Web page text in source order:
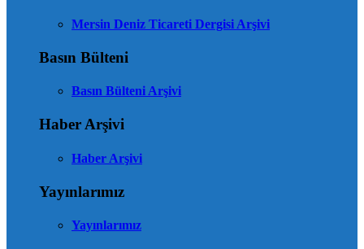
Mersin Deniz Ticareti Dergisi Arşivi
Basın Bülteni
Basın Bülteni Arşivi
Haber Arşivi
Haber Arşivi
Yayınlarımız
Yayınlarımız